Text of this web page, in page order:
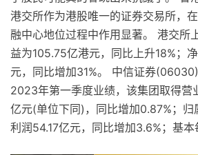
港交所作为港股唯一的证券交易所，
融中心地位过程中作用显著。 港交所
益为105.75亿港元，同比上升18%；
元，同比增加31%。 中信证券
2023年第一季度业绩，该集团取得营
亿元(单位下同)，同比增加0.87%；归
利润54.17亿元，同比增加3.6%；基本